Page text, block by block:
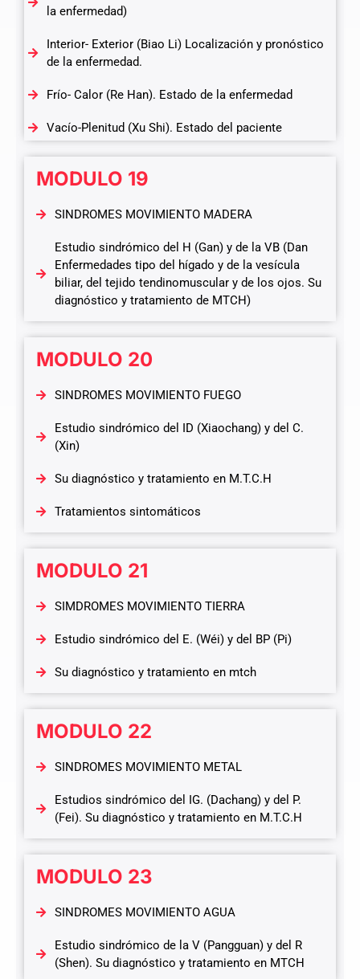
la enfermedad)
Interior- Exterior (Biao Li) Localización y pronóstico
de la enfermedad.
Frío- Calor (Re Han). Estado de la enfermedad
Vacío-Plenitud (Xu Shi). Estado del paciente
MODULO 19
SINDROMES MOVIMIENTO MADERA
Estudio sindrómico del H (Gan) y de la VB (Dan
Enfermedades tipo del hígado y de la vesícula
biliar, del tejido tendinomuscular y de los ojos. Su
diagnóstico y tratamiento de MTCH)
MODULO 20
SINDROMES MOVIMIENTO FUEGO
Estudio sindrómico del ID (Xiaochang) y del C.
(Xin)
Su diagnóstico y tratamiento en M.T.C.H
Tratamientos sintomáticos
MODULO 21
SIMDROMES MOVIMIENTO TIERRA
Estudio sindrómico del E. (Wéi) y del BP (Pi)
Su diagnóstico y tratamiento en mtch
MODULO 22
SINDROMES MOVIMIENTO METAL
Estudios sindrómico del IG. (Dachang) y del P.
(Fei). Su diagnóstico y tratamiento en M.T.C.H
MODULO 23
SINDROMES MOVIMIENTO AGUA
Estudio sindrómico de la V (Pangguan) y del R
(Shen). Su diagnóstico y tratamiento en MTCH